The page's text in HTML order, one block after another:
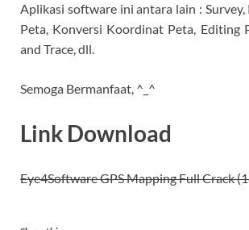
Aplikasi software ini antara lain :
Peta, Konversi Koordinat Peta, Editing
and Trace, dll.
Semoga Bermanfaat, ^_^
Link Download
Eye4Software GPS Mapping Full Crack